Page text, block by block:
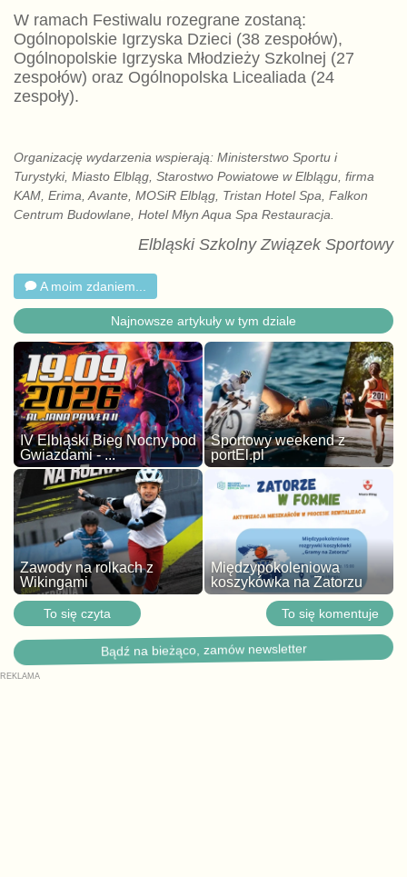
W ramach Festiwalu rozegrane zostaną:
Ogólnopolskie Igrzyska Dzieci (38 zespołów),
Ogólnopolskie Igrzyska Młodzieży Szkolnej (27
zespołów) oraz Ogólnopolska Licealiada (24
zespoły).
Organizację wydarzenia wspierają: Ministerstwo Sportu i
Turystyki, Miasto Elbląg, Starostwo Powiatowe w Elblągu, firma
KAM, Erima, Avante, MOSiR Elbląg, Tristan Hotel Spa, Falkon
Centrum Budowlane, Hotel Młyn Aqua Spa Restauracja.
Elbląski Szkolny Związek Sportowy
A moim zdaniem...
Najnowsze artykuły w tym dziale
IV Elbląski Bieg Nocny pod
Gwiazdami - ...
Sportowy weekend z
portEl.pl
Zawody na rolkach z
Wikingami
Międzypokoleniowa
koszykówka na Zatorzu
To się czyta To się komentuje
Bądź na bieżąco, zamów newsletter